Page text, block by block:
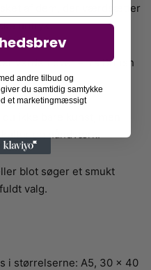
af dem, der værdsætter
udtryk.
verden over – fra British
og håndværk.
blot søger et smukt
valg.
i størrelserne: A5, 30 x 40
andre tilbud og
du samtidig samtykke
et marketingmæssigt